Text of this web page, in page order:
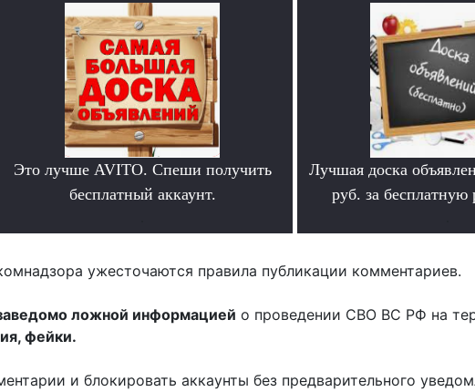
Это лучше AVITO. Спеши получить
бесплатный аккаунт.
Лучшая доска
руб. за бесплатную
ужесточаются правила публикации комментариев.
ложной информацией о проведении СВО ВС РФ на
фейки.
и блокировать аккаунты без предварительного